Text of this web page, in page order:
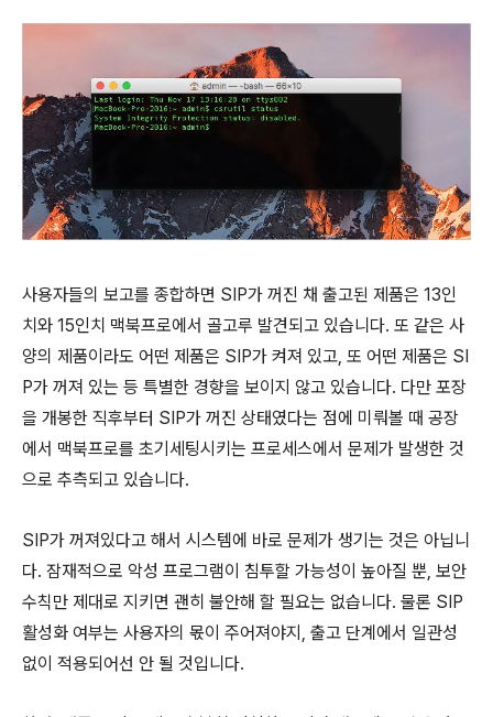
사용자들의 보고를 종합하면 SIP가 꺼진 채 출고된 제품은 13인
치와 15인치 맥북프로에서 골고루 발견되고 있습니다. 또 같은 사
양의 제품이라도 어떤 제품은 SIP가 켜져 있고, 또 어떤 제품은 SI
P가 꺼져 있는 등 특별한 경향을 보이지 않고 있습니다. 다만 포장
을 개봉한 직후부터 SIP가 꺼진 상태였다는 점에 미뤄볼 때 공장
에서 맥북프로를 초기세팅시키는 프로세스에서 문제가 발생한 것
으로 추측되고 있습니다.
SIP가 꺼져있다고 해서 시스템에 바로 문제가 생기는 것은 아닙니
다. 잠재적으로 악성 프로그램이 침투할 가능성이 높아질 뿐, 보안
수칙만 제대로 지키면 괜히 불안해 할 필요는 없습니다. 물론 SIP
활성화 여부는 사용자의 몫이 주어져야지, 출고 단계에서 일관성
없이 적용되어선 안 될 것입니다.